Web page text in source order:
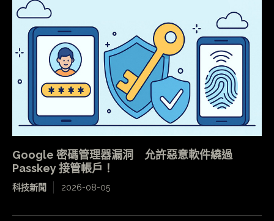
Google 密碼管理器漏洞 允許惡意軟件繞過
Passkey 接管帳戶！
科技新聞 2026-08-05